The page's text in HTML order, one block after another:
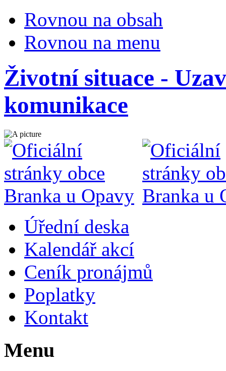
Rovnou na obsah
Rovnou na menu
Životní situace -
komunikace
Úřední deska
Kalendář akcí
Ceník pronájmů
Poplatky
Kontakt
Menu